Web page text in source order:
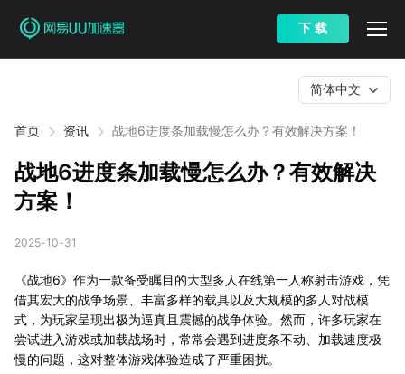
下 载
首页 资讯 战地6进度条加载慢怎么办？有效解决方案！
简体中文
战地6进度条加载慢怎么办？有效解决
方案！
2025-10-31
《战地6》作为一款备受瞩目的大型多人在线第一人称射击游戏，凭
借其宏大的战争场景、丰富多样的载具以及大规模的多人对战模
式，为玩家呈现出极为逼真且震撼的战争体验。然而，许多玩家在
尝试进入游戏或加载战场时，常常会遇到进度条不动、加载速度极
慢的问题，这对整体游戏体验造成了严重困扰。